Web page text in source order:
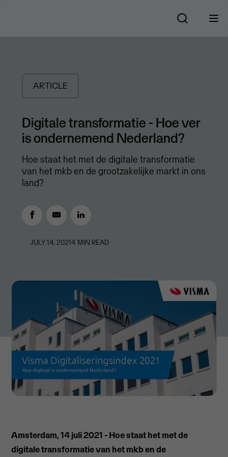
ARTICLE
Digitale transformatie - Hoe ver
is ondernemend Nederland?
Hoe staat het met de digitale transformatie
van het mkb en de grootzakelijke markt in ons
land?
JULY 14, 20214 MIN READ
Amsterdam, 14 juli 2021- Hoe staat het met de
digitale transformatie van het mkb en de